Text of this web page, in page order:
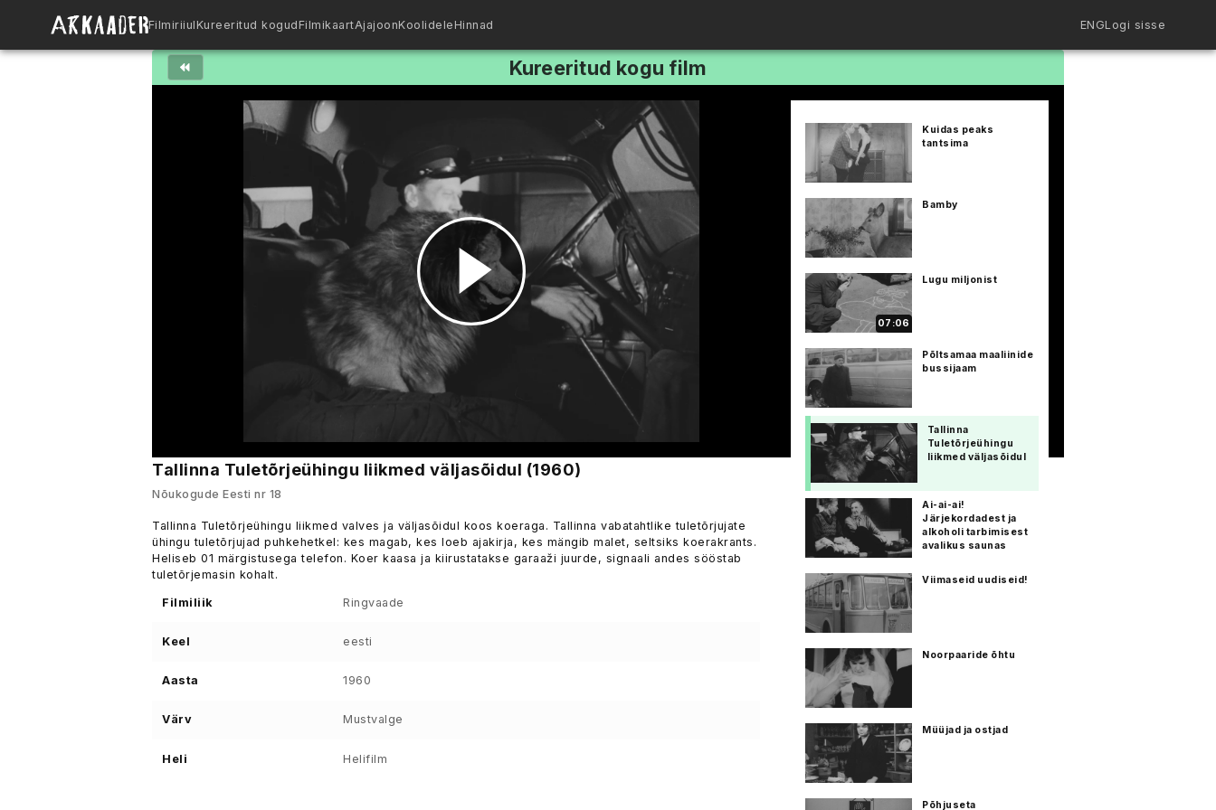
Filmiriiul Kureeritud kogud FilmikaartAjajoonKoolidele Hinnad ENGLogi sisse
Kureeritud kogu film
Esita
video
Tallinna Tuletõrjeühingu liikmed väljasõidul (1960)
Nõukogude Eesti nr 18
Tallinna Tuletõrjeühingu liikmed valves ja väljasõidul koos koeraga. Tallinna vabatahtlike tuletõrjujate
ühingu tuletõrjujad puhkehetkel: kes magab, kes loeb ajakirja, kes mängib malet, seltsiks koerakrants.
Heliseb 01 märgistusega telefon. Koer kaasa ja kiirustatakse garaaži juurde, signaali andes sööstab
tuletõrjemasin kohalt.
Filmiliik Ringvaade
Keel eesti
Aasta 1960
Värv Mustvalge
Heli Helifilm
Kuidas peaks
tantsima
Bamby
07:06
Lugu miljonist
Põltsamaa maaliinide
bussijaam
Tallinna
Tuletõrjeühingu
liikmed väljasõidul
Ai-ai-ai!
Järjekordadest ja
alkoholi tarbimisest
avalikus saunas
Viimaseid uudiseid!
Noorpaaride õhtu
Müüjad ja ostjad
Põhjuseta